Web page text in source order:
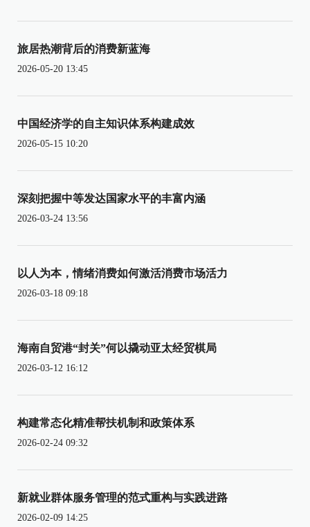
旅居热潮背后的消费新蓝海
2026-05-20 13:45
中国经济学的自主知识体系构建成效
2026-05-15 10:20
深刻把握中等发达国家水平的丰富内涵
2026-03-24 13:56
以人为本，情绪消费如何激活消费市场活力
2026-03-18 09:18
海南自贸港“封关”何以撬动亚太经贸棋局
2026-03-12 16:12
构建常态化精准帮扶机制和政策体系
2026-02-24 09:32
新就业群体服务管理的范式重构与实践进路
2026-02-09 14:25